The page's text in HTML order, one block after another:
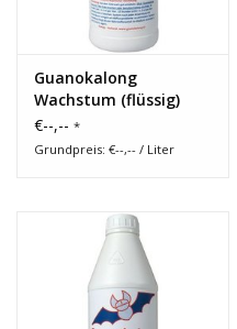
Guanokalong
Wachstum (flüssig)
€--,-- *
Grundpreis: €--,-- / Liter